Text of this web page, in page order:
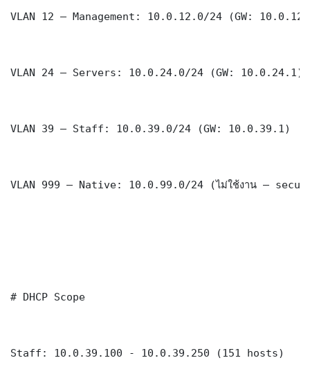
VLAN 12 — Management: 10.0.12.0/24 (GW:
VLAN 24 — Servers: 10.0.24.0/24 (GW: 10.0.24.1)
VLAN 39 — Staff: 10.0.39.0/24 (GW: 10.0.39.1)
VLAN 999 — Native: 10.0.99.0/24 (ไม่ใช้งาน —
# DHCP Scope
Staff: 10.0.39.100 - 10.0.39.250 (151 hosts)